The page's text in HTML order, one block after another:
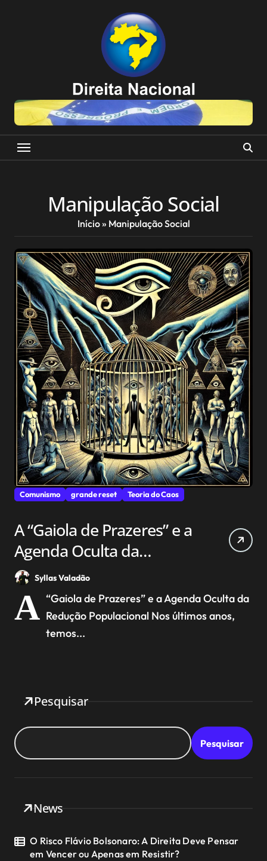
Manipulação Social
Início» Manipulação Social
Comunismo grande reset Teoria do Caos
A “Gaiola de Prazeres” e a
Agenda Oculta da
Redução Populacional
Syllas Valadão
A “Gaiola de Prazeres” e a Agenda Oculta da
Redução Populacional Nos últimos anos,
temos...
Pesquisar
Pesquisar
News
O Risco Flávio Bolsonaro: A Direita Deve Pensar
em Vencer ou Apenas em Resistir?